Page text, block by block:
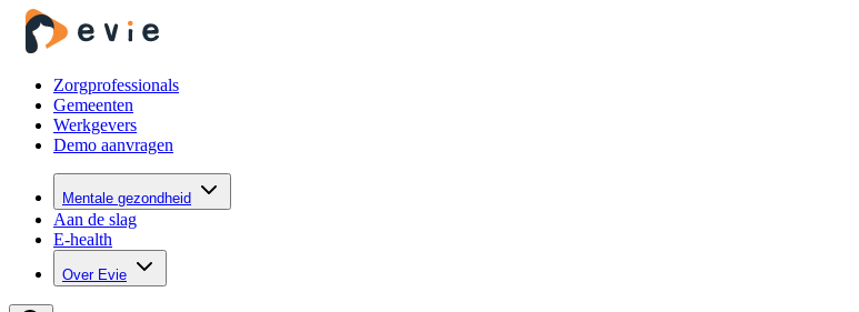
Zorgprofessionals
Gemeenten
Werkgevers
Demo aanvragen
Mentale gezondheid
Aan de slag
E-health
Over Evie